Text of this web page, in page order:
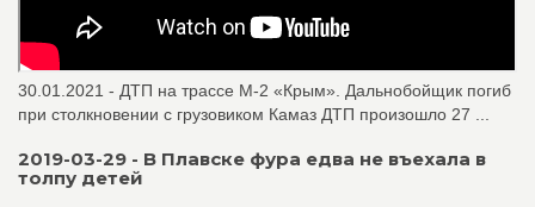
30.01.2021 - ДТП на трассе М-2 «Крым». Дальнобойщик погиб
при столкновении с грузовиком Камаз ДТП произошло 27 ...
2019-03-29 - В Плавске фура едва не въехала в
толпу детей